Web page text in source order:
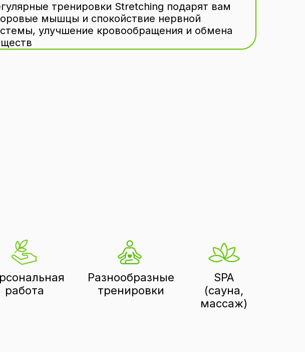
тренировки Stretching подарят вам
мышцы и спокойствие нервной
улучшение кровообращения и обмена
Разнообразные
тренировки
SPA
(сауна,
массаж)
работа